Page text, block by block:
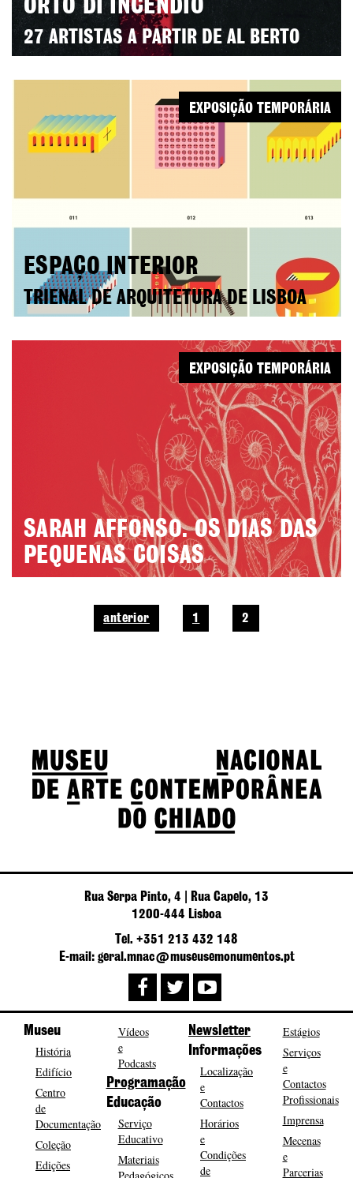
ORTO DI INCENDIO
27 ARTISTAS A PARTIR DE AL BERTO
ESPAÇO INTERIOR
TRIENAL DE ARQUITETURA DE LISBOA
EXPOSIÇÃO TEMPORÁRIA
SARAH AFFONSO. OS DIAS DAS
PEQUENAS COISAS
EXPOSIÇÃO TEMPORÁRIA
anterior 1 2
Rua Serpa Pinto, 4 | Rua Capelo, 13
1200-444 Lisboa
Tel. +351 213 432 148
E-mail: geral.mnac@museusemonumentos.pt
Museu
História
Edifício
Centro
de
Documentação
Coleção
Edições
Vídeos
e
Podcasts
Programação
Educação
Serviço
Educativo
Materiais
Newsletter
Informações
Localização
e
Contactos
Horários
e
Condições
de
Estágios
Serviços
e
Contactos
Profissionais
Imprensa
Mecenas
e
Parcerias